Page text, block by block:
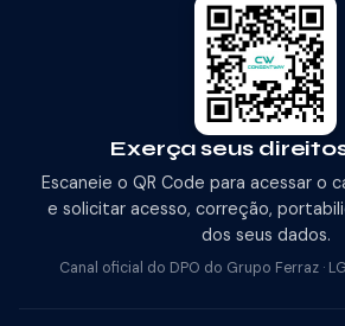
Exerça seus
Escaneie o QR Code para acessar o
e solicitar acesso, correção,
dos seus dados.
Canal oficial do DPO do Grupo Ferraz ·